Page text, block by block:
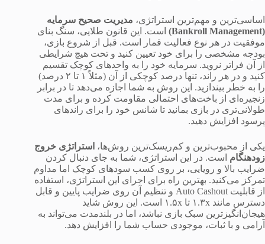
اساسی‌ترین و مهم‌ترین استراتژی، مدیریت صحیح سرمایه
(Bankroll Management)
است. این قانون طلایی، سنگ بنای
موفقیت در هر نوع فعالیت قمار است. قبل از شروع بازی،
بودجه مشخصی را برای خود تعیین کنید و تحت هیچ شرایطی
از آن فراتر نروید. سرمایه خود را به واحدهای کوچک تقسیم
کنید و در هر راند، تنها درصد کوچکی از آن (مثلاً ۱ تا ۲ درصد)
را به خطر بیندازید. این روش به شما اجازه می‌دهد تا در برابر
زنجیره‌ای از باخت‌های احتمالی مقاومت کرده و برای مدت
طولانی‌تری در بازی بمانید تا شانس خود را برای راندهای
پرسود افزایش دهید.
یکی از محبوب‌ترین و کم‌ریسک‌ترین روش‌ها، استراتژی خروج
زودهنگام است. در این استراتژی، شما به جای دنبال کردن
ضرایب بالا و رویایی، بر روی کسب سودهای کوچک اما مداوم
تمرکز می‌کنید. بهترین راه برای اجرای این استراتژی، استفاده
از قابلیت Auto Cashout و تنظیم آن روی ضرایب پایین و قابل
دسترس مانند ۱.۳x تا ۱.۵x است. این روش شاید
هیجان‌انگیزترین سبک بازی نباشد، اما در بلندمدت می‌تواند به
آرامی و با ثبات، موجودی حساب شما را افزایش دهد.